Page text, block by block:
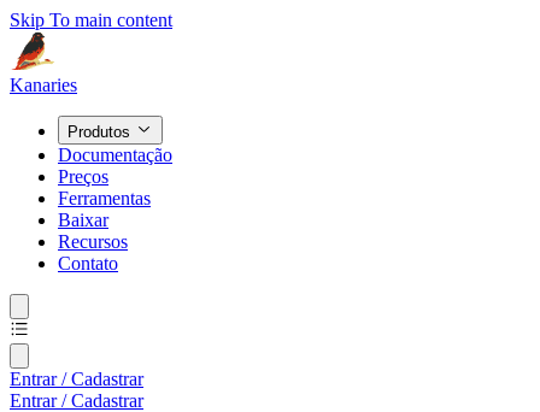
Skip To main content
Kanaries
Produtos
Documentação
Preços
Ferramentas
Baixar
Recursos
Contato
Entrar / Cadastrar
Entrar / Cadastrar